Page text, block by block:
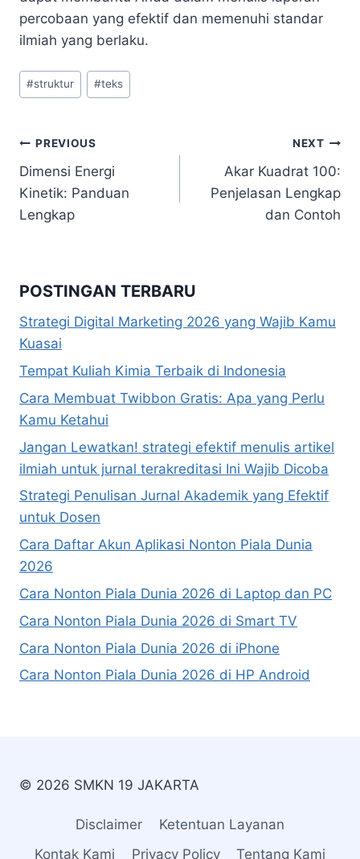
percobaan yang efektif dan memenuhi standar
ilmiah yang berlaku.
Post
Tags:
#struktur #teks
Navigasi
pos
PREVIOUS
Dimensi Energi
Kinetik: Panduan
Lengkap
NEXT
Akar Kuadrat 100:
Penjelasan Lengkap
dan Contoh
POSTINGAN TERBARU
Strategi Digital Marketing 2026 yang Wajib Kamu
Kuasai
Tempat Kuliah Kimia Terbaik di Indonesia
Cara Membuat Twibbon Gratis: Apa yang Perlu
Kamu Ketahui
Jangan Lewatkan! strategi efektif menulis artikel
ilmiah untuk jurnal terakreditasi Ini Wajib Dicoba
Strategi Penulisan Jurnal Akademik yang Efektif
untuk Dosen
Cara Daftar Akun Aplikasi Nonton Piala Dunia
2026
Cara Nonton Piala Dunia 2026 di Laptop dan PC
Cara Nonton Piala Dunia 2026 di Smart TV
Cara Nonton Piala Dunia 2026 di iPhone
Cara Nonton Piala Dunia 2026 di HP Android
© 2026 SMKN 19 JAKARTA
Disclaimer
Ketentuan Layanan
Kontak Kami
Privacy Policy Tentang Kami